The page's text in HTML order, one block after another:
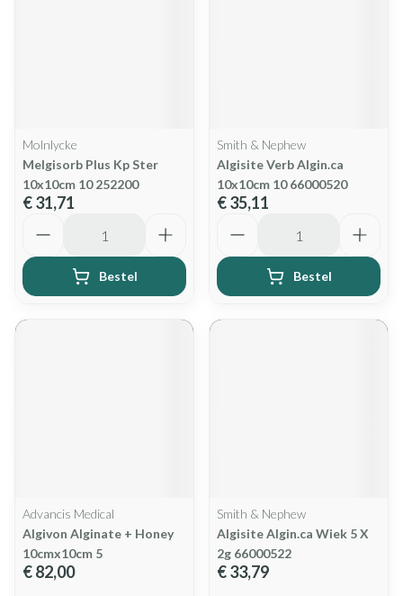
Molnlycke
Melgisorb Plus Kp Ster
10x10cm 10 252200
€ 31,71
Bestel
Smith & Nephew
Algisite Verb Algin.ca
10x10cm 10 66000520
€ 35,11
Bestel
Advancis Medical
Algivon Alginate + Honey
10cmx10cm 5
€ 82,00
Smith & Nephew
Algisite Algin.ca Wiek 5 X
2g 66000522
€ 33,79